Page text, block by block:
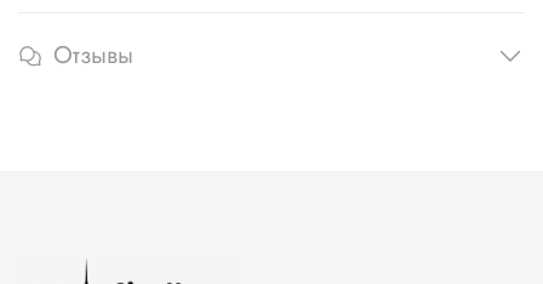
Отзывы